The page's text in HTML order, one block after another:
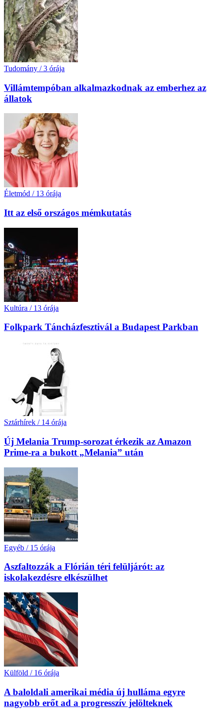
Tudomány / 3 órája
Villámtempóban alkalmazkodnak az emberhez az
állatok
Életmód / 13 órája
Itt az első országos mémkutatás
Kultúra / 13 órája
Folkpark Táncházfesztivál a Budapest Parkban
Sztárhírek / 14 órája
Új Melania Trump-sorozat érkezik az Amazon
Prime-ra a bukott „Melania” után
Egyéb / 15 órája
Aszfaltozzák a Flórián téri felüljárót: az
iskolakezdésre elkészülhet
Külföld / 16 órája
A baloldali amerikai média új hulláma egyre
nagyobb erőt ad a progresszív jelölteknek